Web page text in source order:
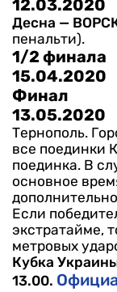
12.03.2020
Десна —
пенальти).
1/2 финала
15.04.2020
Финал
13.05.2020
Тернополь.
все поединки
поединка. В
основное
Если
экстратайме,
метровых
Кубка
13.00.